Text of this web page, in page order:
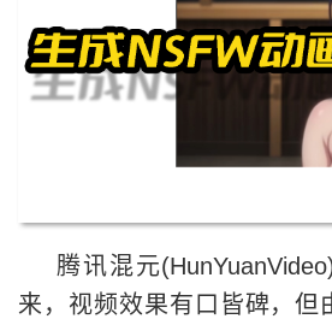
腾讯混元
来，视频效果有口皆碑，但